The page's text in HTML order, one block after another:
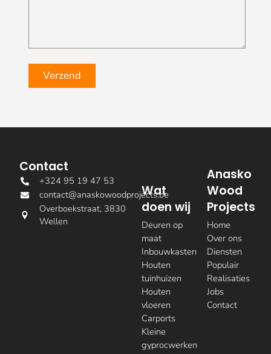
Verzend
Anasko
Wood
Projects
Home
Over ons
Diensten
Populair
Realisaties
Jobs
Contact
Wat
doen wij
Deuren op
maat
Inbouwkasten
Houten
tuinhuizen
Houten
vloeren
Carports
Kleine
gyprocwerken
Contact
+324 95 19 47 53
contact@anaskowoodprojects.be
Overboekstraat, 3830
Wellen